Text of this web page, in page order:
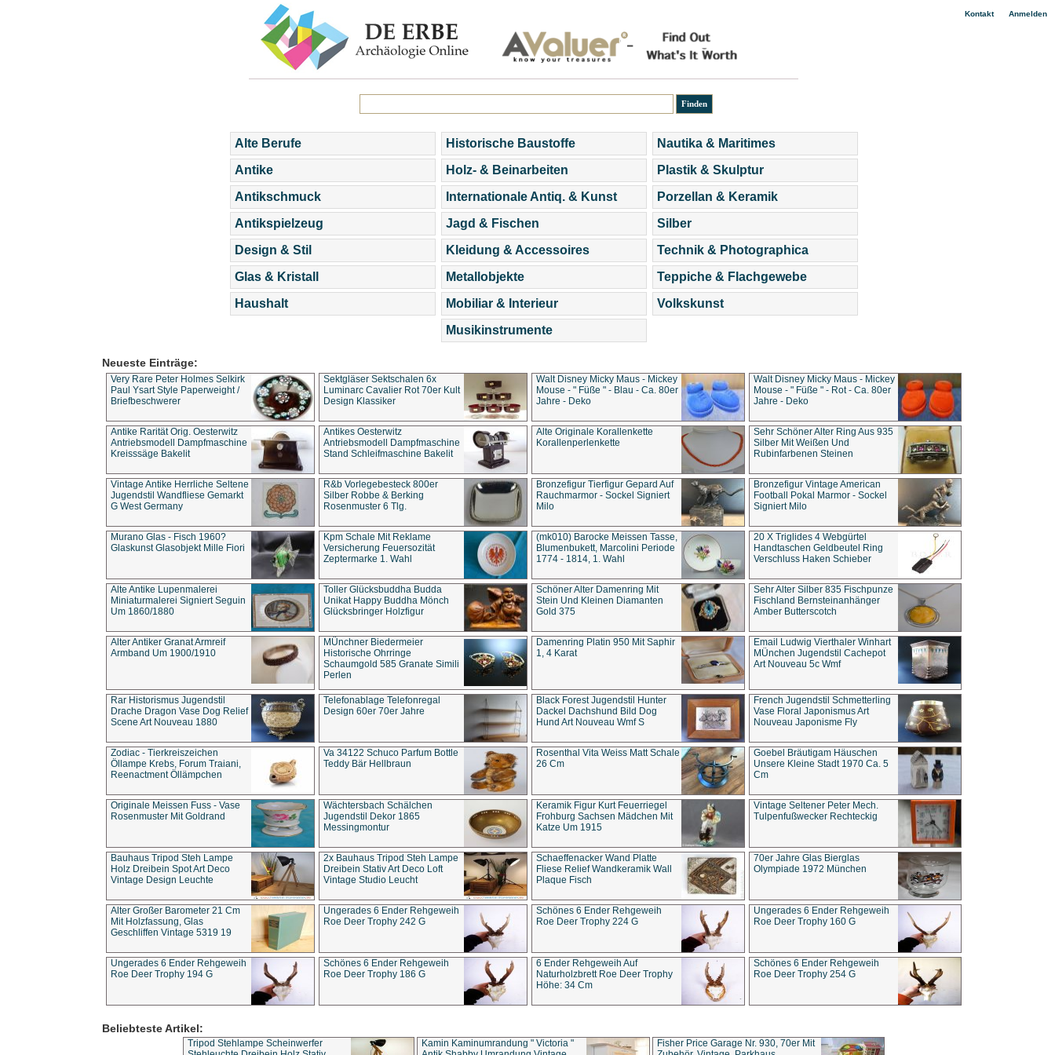
Kontakt| Anmelden
Alte Berufe
Antike
Antikschmuck
Antikspielzeug
Design & Stil
Glas & Kristall
Haushalt
Historische Baustoffe
Holz- & Beinarbeiten
Internationale Antiq. & Kunst
Jagd & Fischen
Kleidung & Accessoires
Metallobjekte
Mobiliar & Interieur
Musikinstrumente
Nautika & Maritimes
Plastik & Skulptur
Porzellan & Keramik
Silber
Technik & Photographica
Teppiche & Flachgewebe
Volkskunst
Neueste Einträge:
Very Rare Peter Holmes Selkirk
Paul Ysart Style Paperweight /
Briefbeschwerer
Sektgläser Sektschalen 6x
Luminarc Cavalier Rot 70er Kult
Design Klassiker
Walt Disney Micky Maus - Mickey
Mouse - " Füße " - Blau - Ca. 80er
Jahre - Deko
Walt Disney Micky Maus - Mickey
Mouse - " Füße " - Rot - Ca. 80er
Jahre - Deko
Antike Rarität Orig. Oesterwitz
Antriebsmodell Dampfmaschine
Kreisssäge Bakelit
Antikes Oesterwitz
Antriebsmodell Dampfmaschine
Stand Schleifmaschine Bakelit
Alte Originale Korallenkette
Korallenperlenkette
Sehr Schöner Alter Ring Aus 935
Silber Mit Weißen Und
Rubinfarbenen Steinen
Vintage Antike Herrliche Seltene
Jugendstil Wandfliese Gemarkt
G West Germany
R&b Vorlegebesteck 800er
Silber Robbe & Berking
Rosenmuster 6 Tlg.
Bronzefigur Tierfigur Gepard Auf
Rauchmarmor - Sockel Signiert
Milo
Bronzefigur Vintage American
Football Pokal Marmor - Sockel
Signiert Milo
Murano Glas - Fisch 1960?
Glaskunst Glasobjekt Mille Fiori
Kpm Schale Mit Reklame
Versicherung Feuersozität
Zeptermarke 1. Wahl
(mk010) Barocke Meissen Tasse,
Blumenbukett, Marcolini Periode
1774 - 1814, 1. Wahl
20 X Triglides 4 Webgürtel
Handtaschen Geldbeutel Ring
Verschluss Haken Schieber
Alte Antike Lupenmalerei
Miniaturmalerei Signiert Seguin
Um 1860/1880
Toller Glücksbuddha Budda
Unikat Happy Buddha Mönch
Glücksbringer Holzfigur
Schöner Alter Damenring Mit
Stein Und Kleinen Diamanten
Gold 375
Sehr Alter Silber 835 Fischpunze
Fischland Bernsteinanhänger
Amber Butterscotch
Alter Antiker Granat Armreif
Armband Um 1900/1910
MÜnchner Biedermeier
Historische Ohrringe
Schaumgold 585 Granate Simili
Perlen
Damenring Platin 950 Mit Saphir
1, 4 Karat
Email Ludwig Vierthaler Winhart
MÜnchen Jugendstil Cachepot
Art Nouveau 5c Wmf
Rar Historismus Jugendstil
Drache Dragon Vase Dog Relief
Scene Art Nouveau 1880
Telefonablage Telefonregal
Design 60er 70er Jahre
Black Forest Jugendstil Hunter
Dackel Dachshund Bild Dog
Hund Art Nouveau Wmf S
French Jugendstil Schmetterling
Vase Floral Japonismus Art
Nouveau Japonisme Fly
Zodiac - Tierkreiszeichen
Öllampe Krebs, Forum Traiani,
Reenactment Öllämpchen
Va 34122 Schuco Parfum Bottle
Teddy Bär Hellbraun
Rosenthal Vita Weiss Matt Schale
26 Cm
Goebel Bräutigam Häuschen
Unsere Kleine Stadt 1970 Ca. 5
Cm
Originale Meissen Fuss - Vase
Rosenmuster Mit Goldrand
Wächtersbach Schälchen
Jugendstil Dekor 1865
Messingmontur
Keramik Figur Kurt Feuerriegel
Frohburg Sachsen Mädchen Mit
Katze Um 1915
Vintage Seltener Peter Mech.
Tulpenfußwecker Rechteckig
Bauhaus Tripod Steh Lampe
Holz Dreibein Spot Art Deco
Vintage Design Leuchte
2x Bauhaus Tripod Steh Lampe
Dreibein Stativ Art Deco Loft
Vintage Studio Leucht
Schaeffenacker Wand Platte
Fliese Relief Wandkeramik Wall
Plaque Fisch
70er Jahre Glas Bierglas
Olympiade 1972 München
Alter Großer Barometer 21 Cm
Mit Holzfassung, Glas
Geschliffen Vintage 5319 19
Ungerades 6 Ender Rehgeweih
Roe Deer Trophy 242 G
Schönes 6 Ender Rehgeweih
Roe Deer Trophy 224 G
Ungerades 6 Ender Rehgeweih
Roe Deer Trophy 160 G
Ungerades 6 Ender Rehgeweih
Roe Deer Trophy 194 G
Schönes 6 Ender Rehgeweih
Roe Deer Trophy 186 G
6 Ender Rehgeweih Auf
Naturholzbrett Roe Deer Trophy
Höhe: 34 Cm
Schönes 6 Ender Rehgeweih
Roe Deer Trophy 254 G
Beliebteste Artikel:
Tripod Stehlampe Scheinwerfer
Kamin Kaminumrandung " Victoria "
Fisher Price Garage Nr. 930, 70er Mit